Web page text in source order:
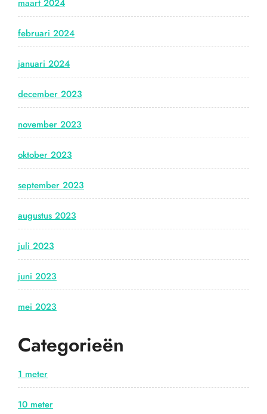
maart 2024
februari 2024
januari 2024
december 2023
november 2023
oktober 2023
september 2023
augustus 2023
juli 2023
juni 2023
mei 2023
Categorieën
1 meter
10 meter